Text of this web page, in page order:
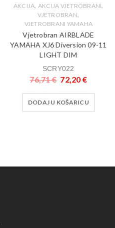
AKCIJA, AKCIJA VJETROBRANI,
VJETROBRAN,
VJETROBRANI YAMAHA
Vjetrobran AIRBLADE
YAMAHA XJ6 Diversion 09-11
LIGHT DIM
SCRY022
76,71€ 72,20 €
DODAJ U KOŠARICU